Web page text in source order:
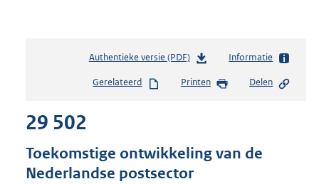
Authentieke versie (PDF)b
s
d
s
g
Informatie
Gerelateerd Printen Delen
29 502
Toekomstige ontwikkeling van de
Nederlandse postsector